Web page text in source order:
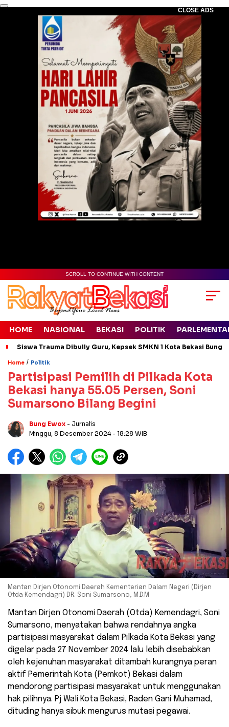
CLOSE ADS
SCROLL TO CONTINUE WITH CONTENT
HOME NASIONAL BEKASI POLITIK
Siswa Trauma Dibully Guru, Kepsek SMKN 1 Kota Bekasi
Home / Politik
Partisipasi Pemilih di Pilkada Kota
Bekasi hanya 55.05 Persen, Soni
Sumarsono Bilang Begini
Bung Ewox - Jurnalis
Minggu, 8 Desember 2024 - 18:28 WIB
Mantan Dirjen Otonomi Daerah Kementerian Dalam Negeri (Dirjen
Otda Kemendagri) DR. Soni Sumarsono, M.D.M
Mantan Dirjen Otonomi Daerah (Otda) Kemendagri, Soni
Sumarsono, menyatakan bahwa rendahnya angka
partisipasi masyarakat dalam Pilkada Kota Bekasi yang
digelar pada 27 November 2024 lalu lebih disebabkan
oleh kejenuhan masyarakat ditambah kurangnya peran
aktif Pemerintah Kota (Pemkot) Bekasi dalam
mendorong partisipasi masyarakat untuk menggunakan
hak pilihnya. Pj Wali Kota Bekasi, Raden Gani Muhamad,
dituding hanya sibuk mengurus mutasi pegawai.